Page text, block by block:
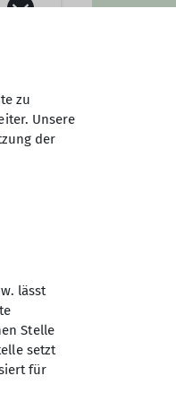
des
e.V.
zu
Unsere
der
lässt
Stelle
setzt
für